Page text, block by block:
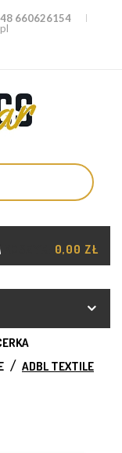
660626154
0,00 ZŁ
ADBL TEXTILE